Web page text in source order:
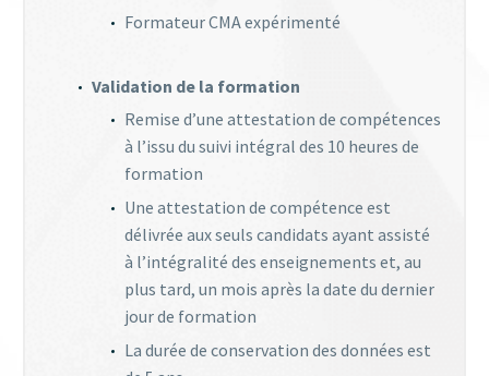
Formateur CMA expérimenté
Validation de la formation
Remise d’une attestation de compétences
à l’issu du suivi intégral des 10 heures de
formation
Une attestation de compétence est
délivrée aux seuls candidats ayant assisté
à l’intégralité des enseignements et, au
plus tard, un mois après la date du dernier
jour de formation
La durée de conservation des données est